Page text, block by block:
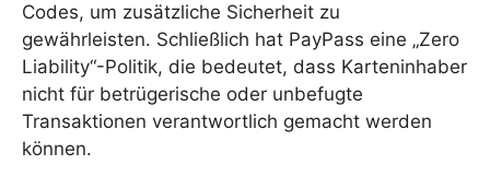
Codes, um zusätzliche Sicherheit zu
gewährleisten. Schließlich hat PayPass eine „Zero
Liability“-Politik, die bedeutet, dass Karteninhaber
nicht für betrügerische oder unbefugte
Transaktionen verantwortlich gemacht werden
können.